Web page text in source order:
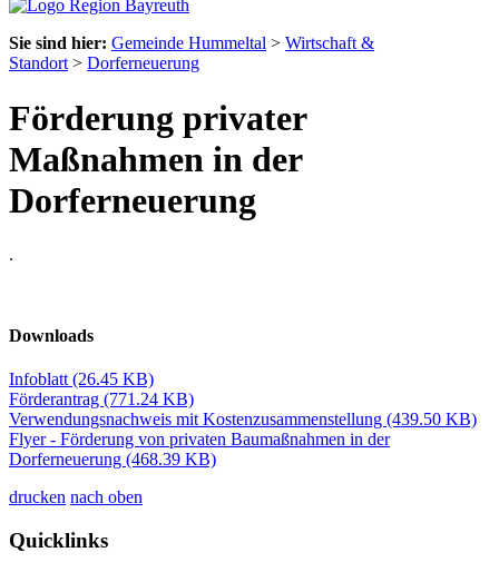
Sie sind hier: Gemeinde Hummeltal > Wirtschaft &
Standort > Dorferneuerung
Förderung privater
Maßnahmen in der
Dorferneuerung
.
Downloads
Infoblatt(26.45 KB)
Förderantrag (771.24 KB)
Verwendungsnachweis mit Kostenzusammenstellung (439.50 KB)
Flyer - Förderung von privaten Baumaßnahmen in der
Dorferneuerung (468.39 KB)
drucken nach oben
Quicklinks